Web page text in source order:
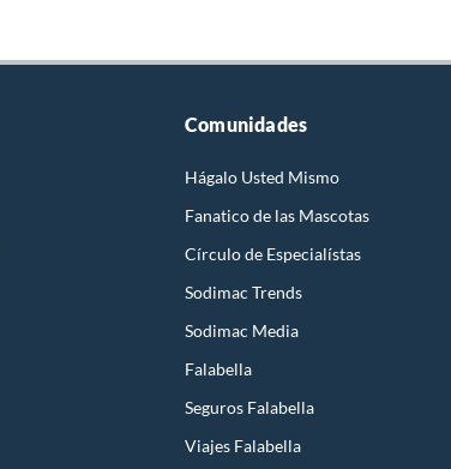
Comunidades
Hágalo Usted Mismo
Fanatico de las Mascotas
Círculo de Especialístas
Sodimac Trends
Sodimac Media
Falabella
Seguros Falabella
Viajes Falabella